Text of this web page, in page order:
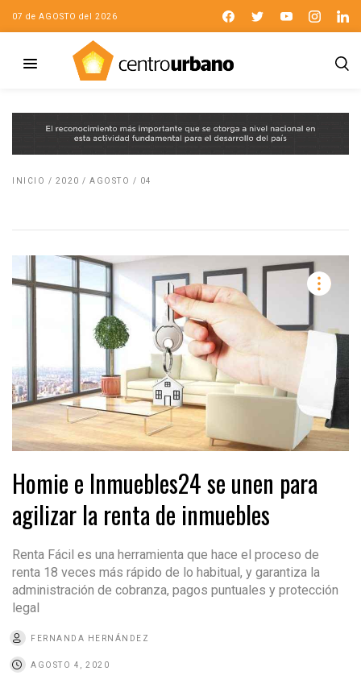
07 de AGOSTO del 2026
INICIO / 2020 / AGOSTO / 04
Homie e Inmuebles24 se unen para
agilizar la renta de inmuebles
Renta Fácil es una herramienta que hace el proceso de
renta 18 veces más rápido de lo habitual, y garantiza la
administración de cobranza, pagos puntuales y protección
legal
FERNANDA HERNÁNDEZ
AGOSTO 4, 2020